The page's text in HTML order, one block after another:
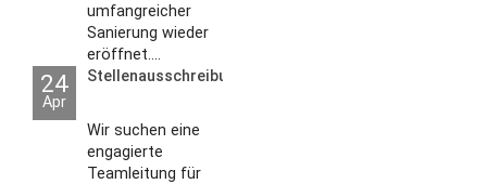
umfangreicher
Sanierung wieder
eröffnet....
24
Apr
Stellenausschreibungen
Wir suchen eine
engagierte
Teamleitung für